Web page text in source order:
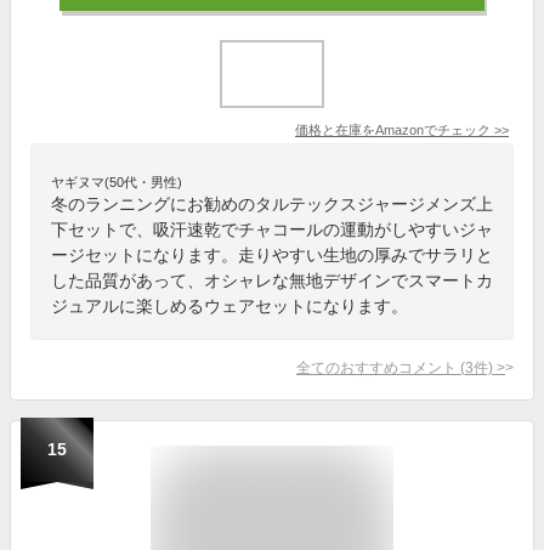
価格と在庫をAmazonでチェック >>
ヤギヌマ(50代・男性)
冬のランニングにお勧めのタルテックスジャージメンズ上
下セットで、吸汗速乾でチャコールの運動がしやすいジャ
ージセットになります。走りやすい生地の厚みでサラリと
した品質があって、オシャレな無地デザインでスマートカ
ジュアルに楽しめるウェアセットになります。
全てのおすすめコメント (3件) >
15